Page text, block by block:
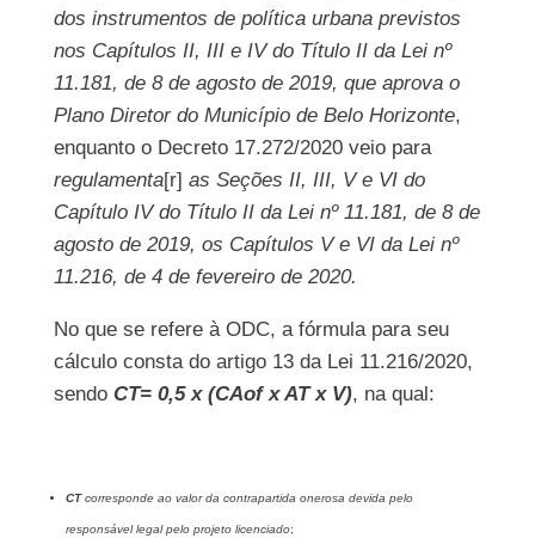
dos instrumentos de política urbana previstos
nos Capítulos II, III e IV do Título II da Lei nº
11.181, de 8 de agosto de 2019, que aprova o
Plano Diretor do Município de Belo Horizonte,
enquanto o Decreto 17.272/2020 veio para
regulamenta[r] as Seções II, III, V e VI do
Capítulo IV do Título II da Lei nº 11.181, de 8 de
agosto de 2019, os Capítulos V e VI da Lei nº
11.216, de 4 de fevereiro de 2020.
No que se refere à ODC, a fórmula para seu
cálculo consta do artigo 13 da Lei 11.216/2020,
sendo CT= 0,5 x (CAof x AT x V), na qual:
CTcorresponde ao valor da contrapartida onerosa devida pelo
responsável legal pelo projeto licenciado;